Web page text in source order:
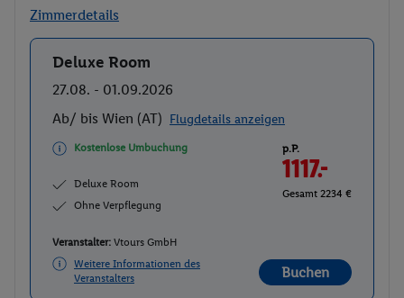
Zimmerdetails
Buchen
Deluxe Room
27.08. - 01.09.2026
Ab/ bis Wien (AT) Flugdetails anzeigen
Kostenlose Umbuchung
Deluxe Room
Ohne Verpflegung
p.P.
1117.-
Gesamt 2234 €
Veranstalter: Vtours GmbH
Weitere Informationen des
Veranstalters
Buchen